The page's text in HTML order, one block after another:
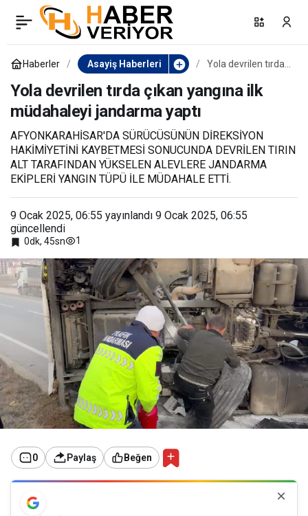
Haberler Asayiş Haberleri
Yola devrilen tırda
müdahaleyi
jandarma yaptı
Yola devrilen tırda çıkan yangına ilk
müdahaleyi jandarma yaptı
AFYONKARAHİSAR'DA SÜRÜCÜSÜNÜN DİREKSİYON
HAKİMİYETİNİ KAYBETMESİ SONUCUNDA DEVRİLEN TIRIN
ALT TARAFINDAN YÜKSELEN ALEVLERE JANDARMA
EKİPLERİ YANGIN TÜPÜ İLE MÜDAHALE ETTİ.
9 Ocak 2025, 06:55 yayınlandı 9 Ocak 2025, 06:55
güncellendi
0dk, 45sn 1
0 Paylaş Beğen
Kuşadası’nda 12 düzensiz
göçmen kurtarıldı
Paylaş